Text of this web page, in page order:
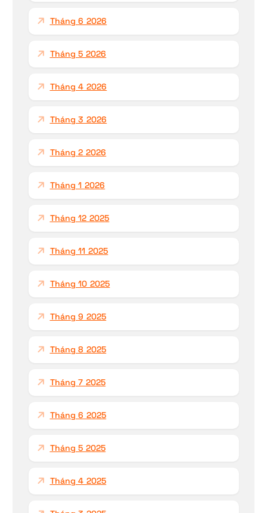
Tháng 6 2026
Tháng 5 2026
Tháng 4 2026
Tháng 3 2026
Tháng 2 2026
Tháng 1 2026
Tháng 12 2025
Tháng 11 2025
Tháng 10 2025
Tháng 9 2025
Tháng 8 2025
Tháng 7 2025
Tháng 6 2025
Tháng 5 2025
Tháng 4 2025